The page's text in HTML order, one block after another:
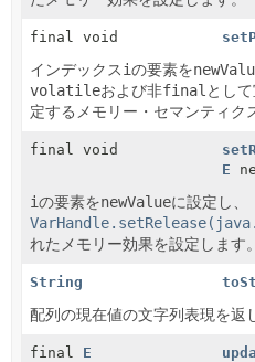
final void
インデックスiの要素を
volatileおよび非final とし
定するメモリー・セマンティク
final void
E
iの要素をnewValueに設定し、
れたメモリー効果を設定します。
String
配列の現在値の文字列表現を返
final E